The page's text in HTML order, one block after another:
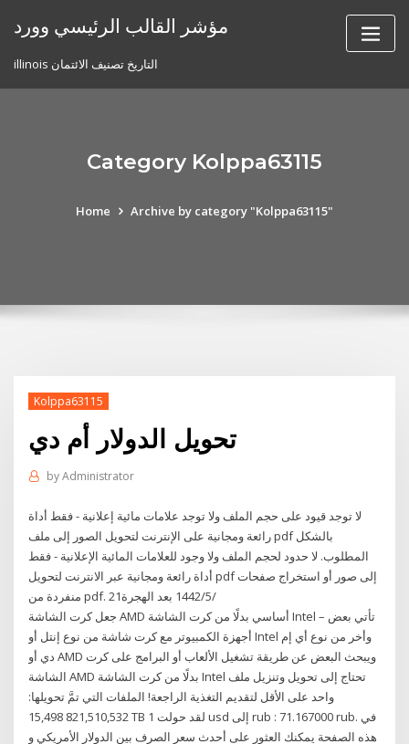
مؤشر القالب الرئيسي وورد
illinois التاريخ تصنيف الائتمان
Category Kolppa63115
Home Archive by category "Kolppa63115"
Kolppa63115
تحويل الدولار أم دي
byAdministrator
لا توجد قيود على حجم الملف ولا توجد علامات مائية إعلانية - فقط أداة
رائعة ومجانية على الإنترنت لتحويل الصور إلى ملف pdf بالشكل
المطلوب. لا حدود لحجم الملف ولا وجود للعلامات المائية الإعلانية - فقط
أداة رائعة ومجانية عبر الانترنت لتحويل pdf إلى صور أو استخراج صفحات
منفردة من pdf. 21‏‏/5‏‏/1442 بعد الهجرة
جعل كرت الشاشة AMD أساسي بدلًا من كرت الشاشة Intel – تأتي بعض
أجهزة الكمبيوتر مع كرت شاشة من نوع إنتل أو Intel وأخر من نوع أي إم
دي أو AMD ويبحث البعض عن طريقة تشغيل الألعاب أو البرامج على كرت
الشاشة AMD بدلًا من كرت الشاشة Intel تحتاج إلى تحويل وتنزيل ملف
واحد على الأقل لتقديم التغذية الراجعة! الملفات التي تمَّ تحويلها:
821,510,532 15,498 TB لقد حولت 1 usd إلى rub : 71.167000 rub. في
هذه الصفحة يمكنك العثور على أحدث سعر الصرف بين الدولار الأمريكي و